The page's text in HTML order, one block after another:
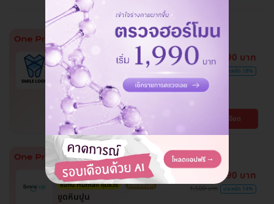
ไม่มีบวกเพิ่ม
ซื้อกับ HDmall คุ้มชัวร์
ราคาดีที่สุด
ขูดหินปูน + เคลือบฟลูออไรด์
SMILE LOOP dental clinic (คลินิกทันตกรรม
สไมล์ลูป)
พญาไท
1,390 บาท
ประหยัด 18%
ดูรายละเอียด
ไม่มีบวกเพิ่ม
ซื้อกับ HDmall คุ้มชัวร์
ราคาดีที่สุด
ขูดหินปูน
1,290 บาท
1,500 บาท ประหยัด 14%